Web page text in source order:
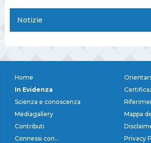
Notizie
Home
In Evidenza
Scienza e conoscenza
Mediagallery
Contributi
Connessi con...
Mappa
Privacy